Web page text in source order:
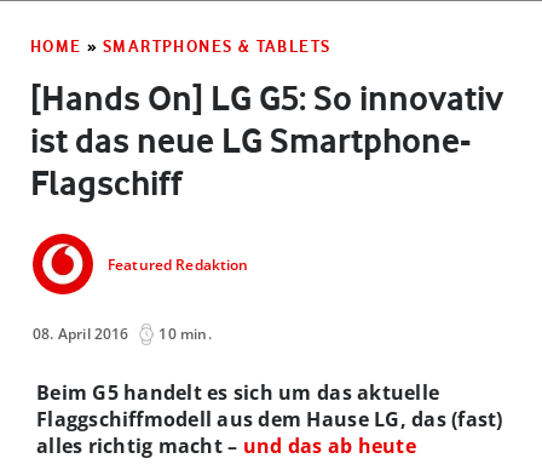
HOME » SMARTPHONES & TABLETS
[Hands On] LG G5: So innovativ
ist das neue LG Smartphone-
Flagschiff
Featured Redaktion
08. April 2016 10 min.
Beim G5 handelt es sich um das aktuelle
Flaggschiffmodell aus dem Hause LG, das (fast)
alles richtig macht – und das ab heute